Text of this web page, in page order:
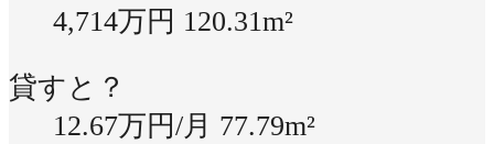
4,714万円 120.31m²
貸すと？
12.67万円/月 77.79m²